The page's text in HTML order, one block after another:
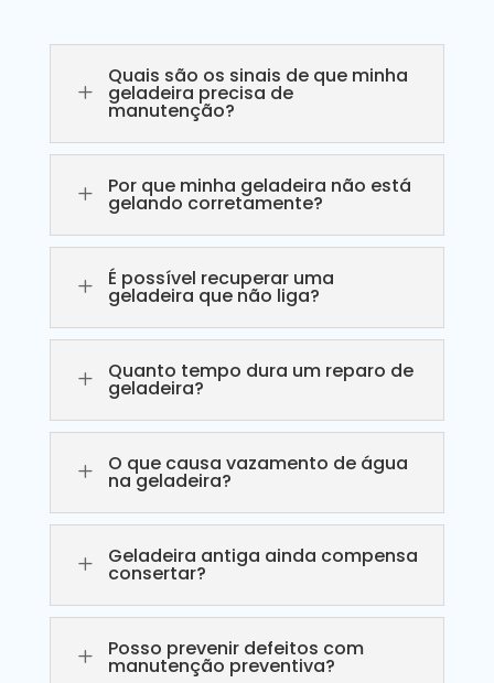
L
Quais são os sinais de que minha
geladeira precisa de
manutenção?
L Por que minha geladeira não está
gelando corretamente?
L É possível recuperar uma
geladeira que não liga?
L Quanto tempo dura um reparo de
geladeira?
L O que causa vazamento de água
na geladeira?
L Geladeira antiga ainda compensa
consertar?
L Posso prevenir defeitos com
manutenção preventiva?